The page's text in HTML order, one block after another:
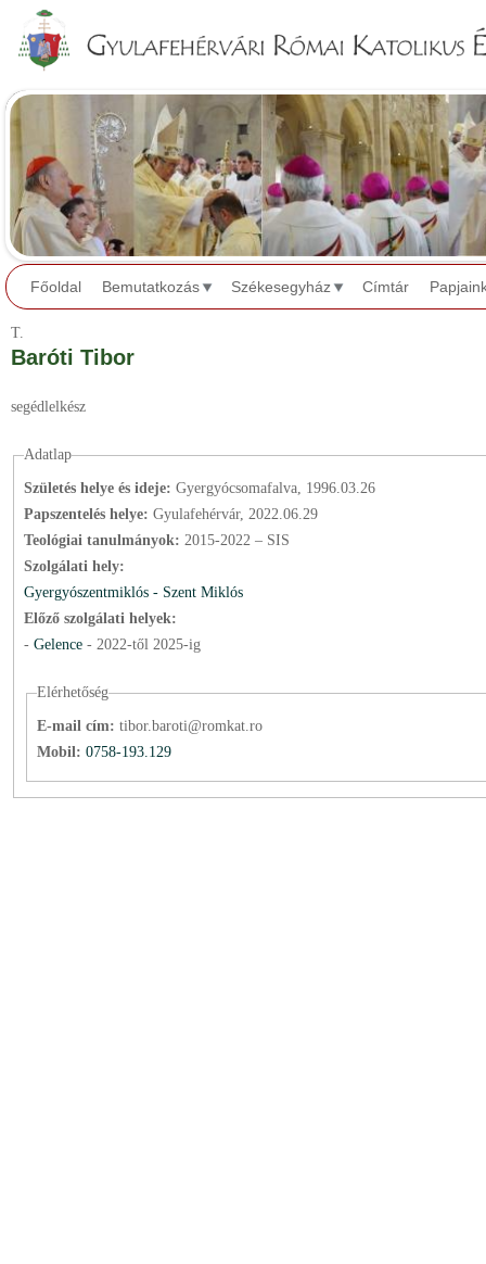
Főoldal Bemutatkozás Székesegyház Címtár
T.
Baróti Tibor
segédlelkész
Adatlap
Születés helye és ideje: Gyergyócsomafalva, 1996.03.26
Papszentelés helye: Gyulafehérvár, 2022.06.29
Teológiai tanulmányok: 2015-2022 – SIS
Szolgálati hely:
Gyergyószentmiklós - Szent Miklós
Előző szolgálati helyek:
- Gelence - 2022-től 2025-ig
Elérhetőség
E-mail cím: tibor.baroti@romkat.ro
Mobil: 0758-193.129